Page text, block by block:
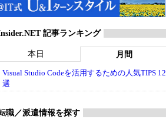
記事ランキング
本日 月間
Visual Studio Codeを活用するための人気TIPS 12
選
職／派遣情報を探す